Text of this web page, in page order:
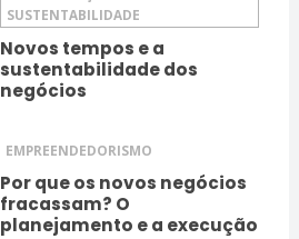
SUSTENTABILIDADE
Novos tempos e a
sustentabilidade dos
negócios
EMPREENDEDORISMO
Por que os novos negócios
fracassam? O
planejamento e a execução